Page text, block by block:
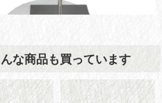
な商品も買っています